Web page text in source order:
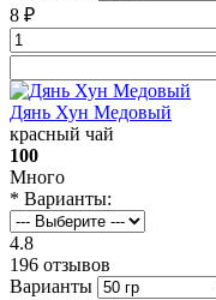
8 ₽
Дянь Хун Медовый
красный чай
100
Много
* Варианты:
4.8
196 отзывов
Варианты